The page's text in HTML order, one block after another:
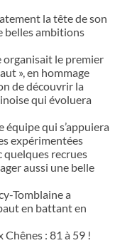
la tête de son
belles ambitions
organisait le premier
», en hommage
de découvrir la
qui évoluera
équipe qui s’appuiera
expérimentées
quelques recrues
aussi une belle
Tomblaine a
en battant en
Chênes : 81 à 59 !